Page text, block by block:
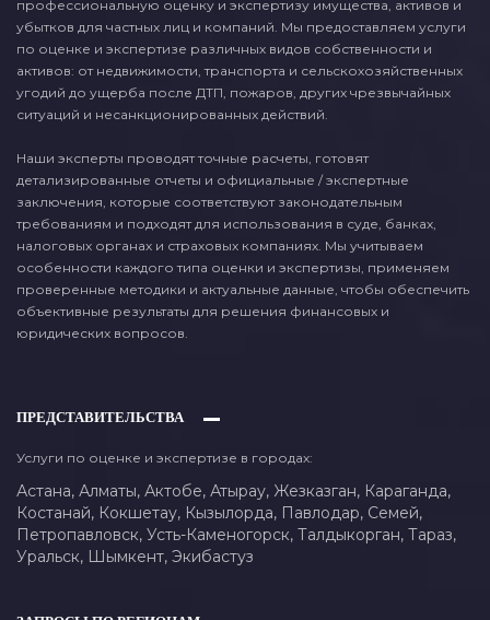
профессиональную оценку и экспертизу имущества, активов и
убытков для частных лиц и компаний. Мы предоставляем услуги
по оценке и экспертизе различных видов собственности и
активов: от недвижимости, транспорта и сельскохозяйственных
угодий до ущерба после ДТП, пожаров, других чрезвычайных
ситуаций и несанкционированных действий.
Наши эксперты проводят точные расчеты, готовят
детализированные отчеты и официальные / экспертные
заключения, которые соответствуют законодательным
требованиям и подходят для использования в суде, банках,
налоговых органах и страховых компаниях. Мы учитываем
особенности каждого типа оценки и экспертизы, применяем
проверенные методики и актуальные данные, чтобы обеспечить
объективные результаты для решения финансовых и
юридических вопросов.
ПРЕДСТАВИТЕЛЬСТВА
Услуги по оценке и экспертизе в городах:
Астана, Алматы, Актобе, Атырау, Жезказган, Караганда,
Костанай, Кокшетау, Кызылорда, Павлодар, Семей,
Петропавловск, Усть-Каменогорск, Талдыкорган, Тараз,
Уральск, Шымкент, Экибастуз